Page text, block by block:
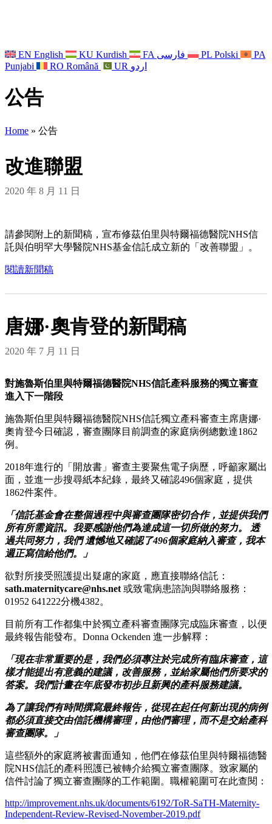
EN English KU Kurdish FA فارسی PL Polski
PA
Punjabi
RO Română UR اردو
公告
Home » 公告
改進聯盟
2020 年 8 月 11 日
請參閱附上的新聞稿，宣布修茲伯里與特爾福德醫院NHS信
託與伯明罕大學醫院NHS基金信託成立新的「改善聯盟」。
閱讀新聞稿
唐娜·奧肯登的新聞稿
2020 年 7 月 11 日
對施魯斯伯里與特爾福德醫院NHS信託產科服務的獨立審查
進入下一階段
施魯斯伯里與特爾福德醫院NHS信託獨立產科審查主席唐娜·
奧肯登今日確認，審查團隊目前調查的家庭病例總數達1862
例。
2018年進行的「開放書」審查主要聚焦電子病歷，呼籲家屬出
面，並進一步搜尋紙本紀錄，最終又確認496個家庭，提供
1862件案件。
「信託基金會在整個過程中與審查團隊密切合作，並提供我們
所有所需資訊。我要感謝他們為達成這一切所做的努力。
透
過共同努力，我們遺憾地又確認了496個家庭納入審查，我本
週正寫信給他們。」
欲對所接受照護提出疑慮的家庭，應直接聯絡信託：
sath.maternitycare@nhs.net 或致電病患諮詢與聯絡服務：
01952 641222分機4382。
目前所有工作都集中於獨立產科審查團隊完成臨床審查，以便
最終報告能發布。Donna Ockenden 進一步解釋：
「現在非常重要的是，我們必須專注於完成所有臨床審查，這
樣才能提出有意義的建議，改善服務，並給家屬他們所要求的
答案。我們計畫在年底發布初步且新興的產科服務建議。
為了讓我們有時間撰寫最終報告，從現在起任何新出現的病例
都必須直接交由信託機構審理，由他們審理，而不是交給產科
審查團隊。」
這些額外的家庭將被書面通知，他們在修茲伯里與特爾福德醫
院NHS信託的產科照護已被轉介給獨立審查團隊。致家屬的
信件討論了獨立審查團隊的工作範圍。職權範圍可在此查閱：
http://improvement.nhs.uk/documents/6192/ToR-SaTH-Maternity-
Independent-Review-Revised-November-2019.pdf